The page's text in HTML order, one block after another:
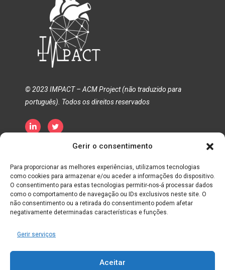
Gerir o consentimento
Para proporcionar as melhores experiências, utilizamos tecnologias
como cookies para armazenar e/ou aceder a informações do dispositivo.
O consentimento para estas tecnologias permitir-nos-á processar dados
como o comportamento de navegação ou IDs exclusivos neste site. O
não consentimento ou a retirada do consentimento podem afetar
negativamente determinadas características e funções.
Gerir serviços
Aceitar
© 2023 IMPACT – ACM Project (não traduzido para
português). Todos os direitos reservados
Política de Privacidade
Política de Cookies